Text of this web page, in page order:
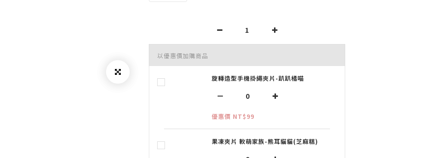
以優惠價加購商品
旋轉造型手機掛繩夾片-趴趴橘喵
優惠價 NT$99
果凍夾片 軟萌家族-熊耳貓貓(芝麻糕)